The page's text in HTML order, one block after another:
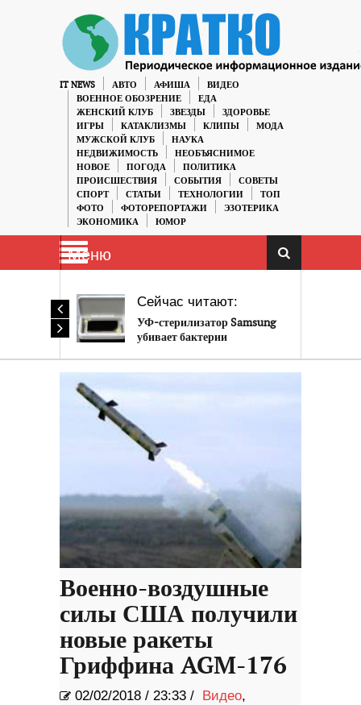
IT NEWS АВТО АФИША
ВИДЕО
ВОЕННОЕ ОБОЗРЕНИЕ
ЕДА
ЖЕНСКИЙ КЛУБ
ЗВЕЗДЫ
ЗДОРОВЬЕ
ИГРЫ
КАТАКЛИЗМЫ КЛИПЫ
МОДА
МУЖСКОЙ КЛУБ
НАУКА
НЕДВИЖИМОСТЬ
НЕОБЪЯСНИМОЕ
НОВОЕ
ПОГОДА
ПОЛИТИКА
ПРОИСШЕСТВИЯ
СОБЫТИЯ
СОВЕТЫ
СПОРТ
СТАТЬИ ТЕХНОЛОГИИ
ТОП
ФОТО
ФОТОРЕПОРТАЖИ
ЭЗОТЕРИКА
ЭКОНОМИКА
ЮМОР
Меню
Сейчас читают:
УФ-стерилизатор Samsung
убивает бактерии
Военно-воздушные
силы США получили
новые ракеты
Гриффина AGM-176
02/02/2018 / 23:33 / Видео,